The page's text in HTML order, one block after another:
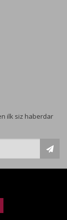
ilk siz haberdar